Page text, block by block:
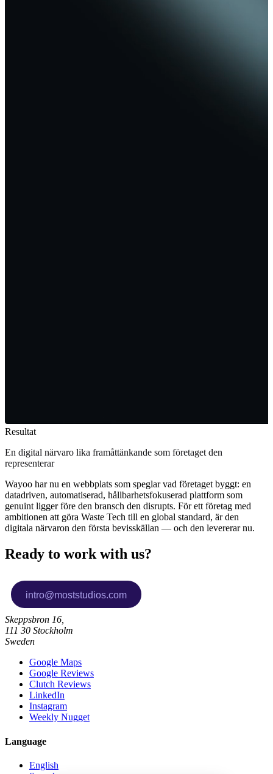
Resultat
En digital närvaro lika framåttänkande som företaget den
representerar
Wayoo har nu en webbplats som speglar vad företaget byggt: en
datadriven, automatiserad, hållbarhetsfokuserad plattform som
genuint ligger före den bransch den disrupts. För ett företag med
ambitionen att göra Waste Tech till en global standard, är den
digitala närvaron den första bevisskällan — och den levererar nu.
Ready to work with us?
Skeppsbron 16,
111 30 Stockholm
Sweden
Google Maps
Google Reviews
Clutch Reviews
LinkedIn
Instagram
Weekly Nugget
Language
English